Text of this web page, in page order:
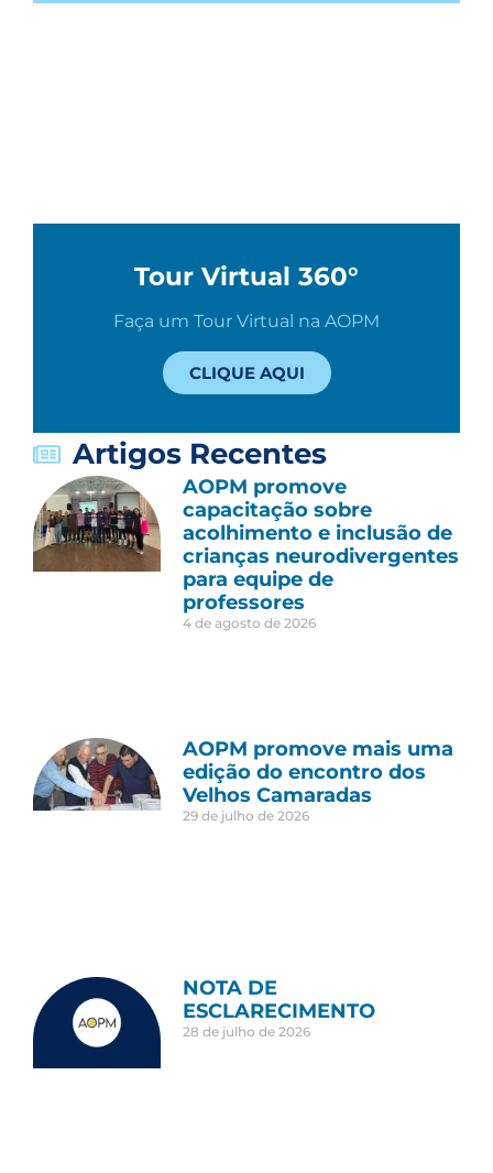
Tour Virtual 360°
Faça um Tour Virtual na AOPM
CLIQUE AQUI
Artigos Recentes
AOPM promove
capacitação sobre
acolhimento e inclusão de
crianças neurodivergentes
para equipe de
professores
4 de agosto de 2026
AOPM promove mais uma
edição do encontro dos
Velhos Camaradas
29 de julho de 2026
NOTA DE
ESCLARECIMENTO
28 de julho de 2026